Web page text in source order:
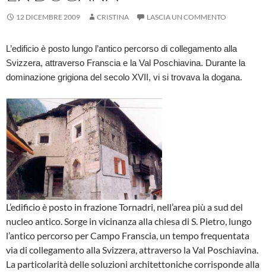
12 DICEMBRE 2009 CRISTINA LASCIA UN COMMENTO
L’edificio è posto lungo l’antico percorso di collegamento alla
Svizzera, attraverso Franscia e la Val Poschiavina. Durante la
dominazione grigiona del secolo XVII, vi si trovava la dogana.
L’edificio è posto in frazione Tornadri, nell’area più a sud del
nucleo antico. Sorge in vicinanza alla chiesa di S. Pietro, lungo
l’antico percorso per Campo Franscia, un tempo frequentata
via di collegamento alla Svizzera, attraverso la Val Poschiavina.
La particolarità delle soluzioni architettoniche corrisponde alla